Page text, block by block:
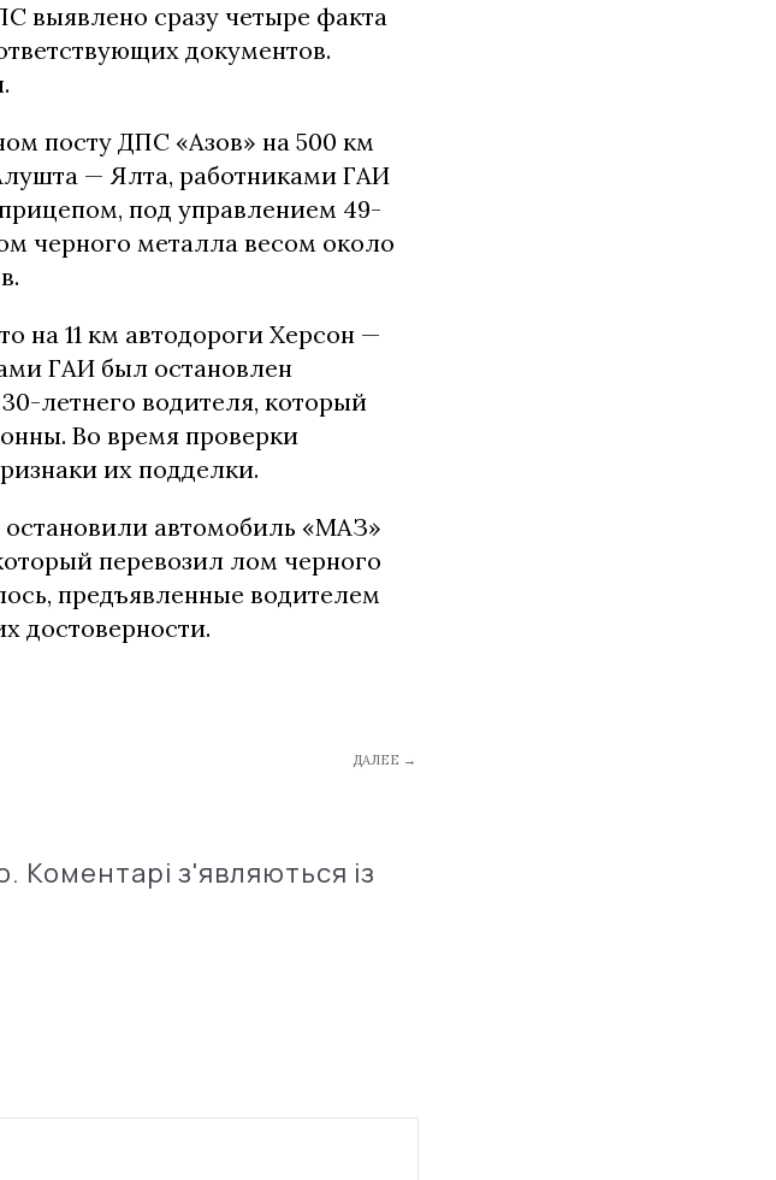
выявлено сразу четыре факта
документов.
посту ДПС «Азов» на 500 км
— Ялта, работниками ГАИ
под управлением 49-
черного металла весом около
на 11 км автодороги Херсон —
ГАИ был остановлен
летнего водителя, который
Во время проверки
их подделки.
автомобиль «МАЗ»
перевозил лом черного
предъявленные водителем
достоверности.
ДАЛЕЕ →
з'являються із